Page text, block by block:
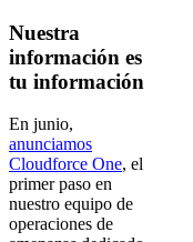
Nuestra
información es
tu información
En junio,
anunciamos
Cloudforce One, el
primer paso en
nuestro equipo de
operaciones de